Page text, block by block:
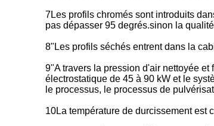
7Les profils chromés sont introduits
pas dépasser 95 degrés.sinon la
8"Les profils séchés entrent dans la
9"A travers la pression d'air nettoyée
électrostatique de 45 à 90 kW et le
le processus, le processus de
10La température de durcissement est